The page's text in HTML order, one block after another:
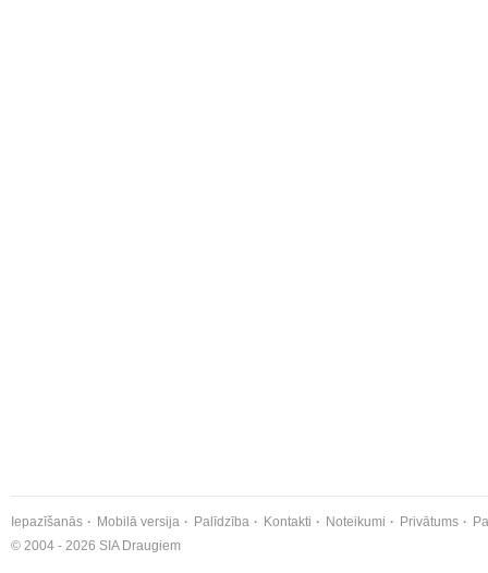
Iepazīšanās Mobilā versija Palīdzība Kontakti Noteikumi Privātums
© 2004 - 2026 SIA Draugiem